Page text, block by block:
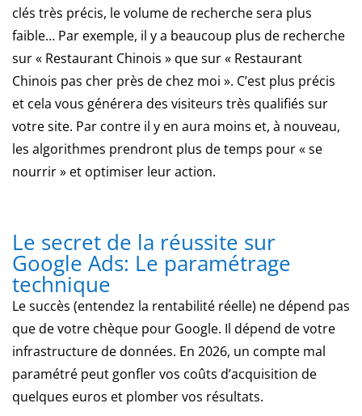
en
mesure
de
voir
couleurs
vives
des
vastes
Règles
du
poker
texas
hold'em
Casino
PayPal
2026
clés très précis, le volume de recherche sera plus
faible… Par exemple, il y a beaucoup plus de recherche
sur « Restaurant Chinois » que sur « Restaurant
Chinois pas cher près de chez moi ». C’est plus précis
et cela vous générera des visiteurs très qualifiés sur
votre site. Par contre il y en aura moins et, à nouveau,
les algorithmes prendront plus de temps pour « se
nourrir » et optimiser leur action.
Le secret de la réussite sur
Google Ads: Le paramétrage
technique
Le succès (entendez la rentabilité réelle) ne dépend pas
que de votre chèque pour Google. Il dépend de votre
infrastructure de données. En 2026, un compte mal
paramétré peut gonfler vos coûts d’acquisition de
quelques euros et plomber vos résultats.